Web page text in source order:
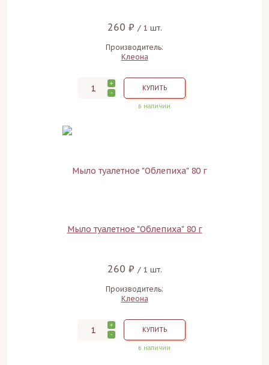
260 ₽ / 1 шт.
Производитель:
Клеона
+
-
КУПИТЬ
в наличии
Мыло туалетное "Облепиха" 80 г
260 ₽ / 1 шт.
Производитель:
Клеона
+
-
КУПИТЬ
в наличии